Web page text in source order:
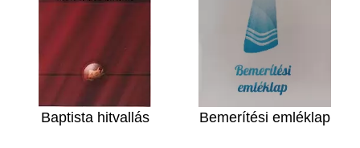
Baptista hitvallás Bemerítési emléklap